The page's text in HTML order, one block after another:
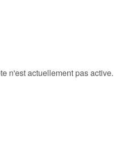
n'est actuellement pas active.